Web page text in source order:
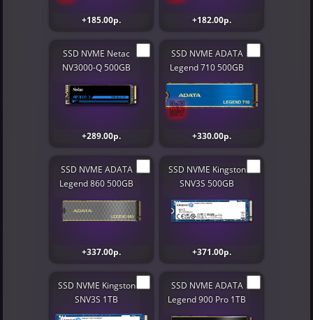
+185.00р. +182.00р.
SSD NVME Netac
NV3000-Q 500GB
+289.00р.
SSD NVME ADATA
Legend 710 500GB
+330.00р.
SSD NVME ADATA
Legend 860 500GB
+337.00р.
SSD NVME Kingston
SNV3S 500GB
+371.00р.
SSD NVME Kingston
SNV3S 1TB
SSD NVME ADATA
Legend 900 Pro 1TB